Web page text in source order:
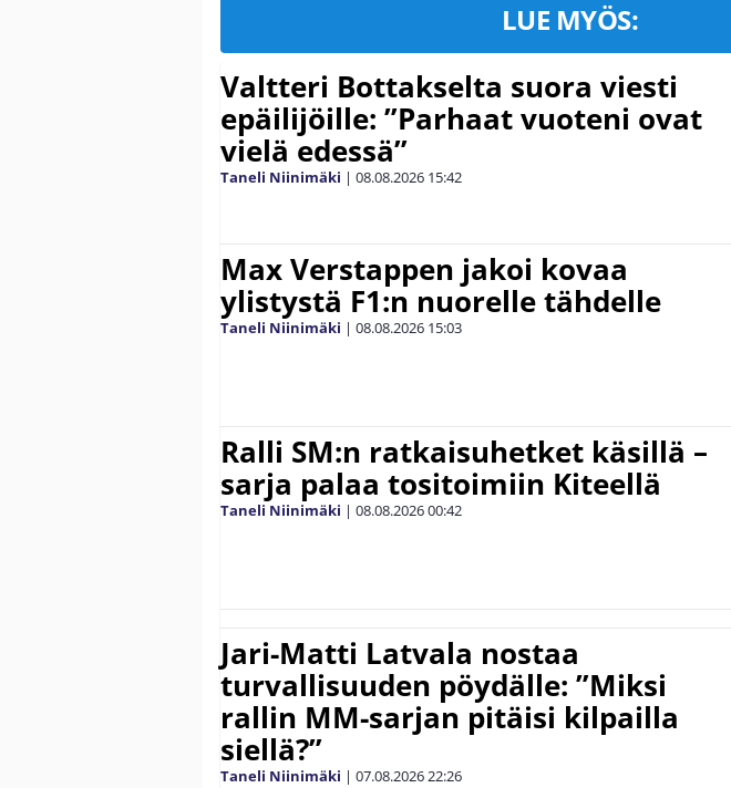
LUE MYÖS:
Valtteri Bottakselta suora viesti
epäilijöille: ”Parhaat vuoteni ovat
vielä edessä”
Taneli Niinimäki | 08.08.2026 15:42
Max Verstappen jakoi kovaa
ylistystä F1:n nuorelle tähdelle
Taneli Niinimäki | 08.08.2026 15:03
Ralli SM:n ratkaisuhetket käsillä –
sarja palaa tositoimiin Kiteellä
Taneli Niinimäki | 08.08.202600:42
Jari-Matti Latvala nostaa
turvallisuuden pöydälle: ”Miksi
rallin MM-sarjan pitäisi kilpailla
siellä?”
Taneli Niinimäki | 07.08.202622:26